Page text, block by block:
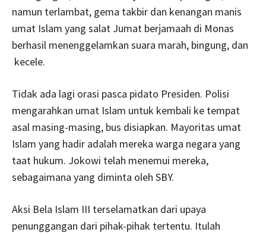
namun terlambat, gema takbir dan kenangan manis
umat Islam yang salat Jumat berjamaah di Monas
berhasil menenggelamkan suara marah, bingung, dan
kecele.
Tidak ada lagi orasi pasca pidato Presiden. Polisi
mengarahkan umat Islam untuk kembali ke tempat
asal masing-masing, bus disiapkan. Mayoritas umat
Islam yang hadir adalah mereka warga negara yang
taat hukum. Jokowi telah menemui mereka,
sebagaimana yang diminta oleh SBY.
Aksi Bela Islam III terselamatkan dari upaya
penunggangan dari pihak-pihak tertentu. Itulah